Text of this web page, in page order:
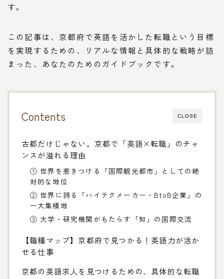
す。
この記事は、京都府で英語を活かした転職という目標
を実現するための、リアルな情報と具体的な戦略が詰
まった、あなたのためのガイドブックです。
CLOSE
Contents
古都だけじゃない。京都で「英語×転職」のチャ
ンスが溢れる理由
① 世界を惹きつける「国際観光都市」としての絶
対的な地位
② 世界に誇る「ハイテクメーカー・BtoB企業」の
一大集積地
③ 大学・研究機関がもたらす「知」の国際交流
【職種マップ】京都府で見つかる！英語力が活か
せる仕事
京都の英語求人を見つけるための、具体的な転職